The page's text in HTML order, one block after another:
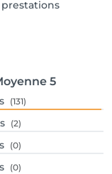
5
(131)
(2)
(0)
(0)